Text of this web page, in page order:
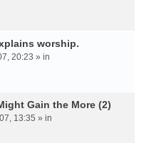
worship.
20:23 » in
Gain the More (2)
13:35 » in